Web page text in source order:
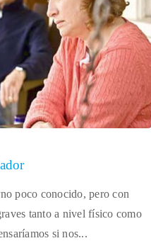
poco conocido, pero con
tanto a nivel físico como
si nos...